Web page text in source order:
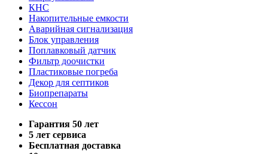
КНС
Накопительные емкости
Аварийная сигнализация
Блок управления
Поплавковый датчик
Фильтр доочистки
Пластиковые погреба
Декор для септиков
Биопрепараты
Кессон
Гарантия 50 лет
5 лет сервиса
Бесплатная доставка